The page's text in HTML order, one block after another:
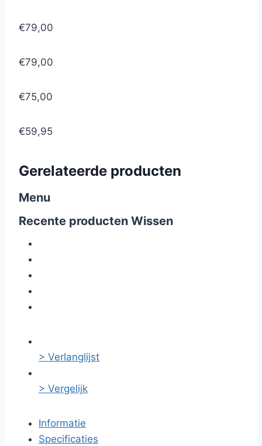
€79,00
€79,00
€75,00
€59,95
Gerelateerde producten
Menu
Recente producten Wissen
> Verlanglijst
> Vergelijk
Informatie
Specificaties